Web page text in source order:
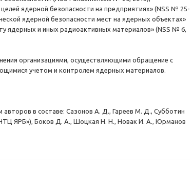
ядерной безопасности на предприятиях» (NSS № 25-
ядерной безопасности мест на ядерных объектах»
ядерных и иных радиоактивных материалов» (NSS № 6,
организациями, осуществляющими обращение с
учетом и контролем ядерных материалов.
в составе: Сазонов А. Д., Гареев М. Д., Субботин
ЯРБ»), Боков Д. А., Шоцкая Н. Н., Новак И. А., Юрманов